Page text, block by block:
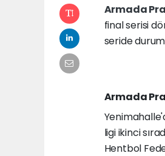
Armada
final serisi
seride
Armada
ligi ikinci
Hentbol